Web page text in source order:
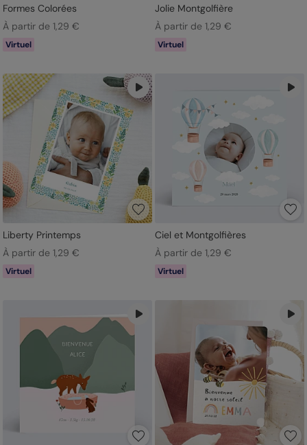
Formes Colorées
À partir de 1,29 €
Virtuel
Jolie Montgolfière
À partir de 1,29 €
Virtuel
Liberty Printemps
À partir de 1,29 €
Virtuel
Ciel et Montgolfières
À partir de 1,29 €
Virtuel